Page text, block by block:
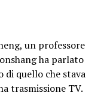
un professore
ha parlato
quello che stava
trasmissione TV.